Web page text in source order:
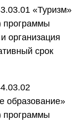
«Туризм»
программы
организация
срок
образование»
программы